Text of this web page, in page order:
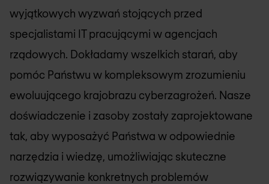
wyjątkowych wyzwań stojących przed
specjalistami IT pracującymi w agencjach
rządowych. Dokładamy wszelkich starań, aby
pomóc Państwu w kompleksowym zrozumieniu
ewoluującego krajobrazu cyberzagrożeń. Nasze
doświadczenie i zasoby zostały zaprojektowane
tak, aby wyposażyć Państwa w odpowiednie
narzędzia i wiedzę, umożliwiając skuteczne
rozwiązywanie konkretnych problemów